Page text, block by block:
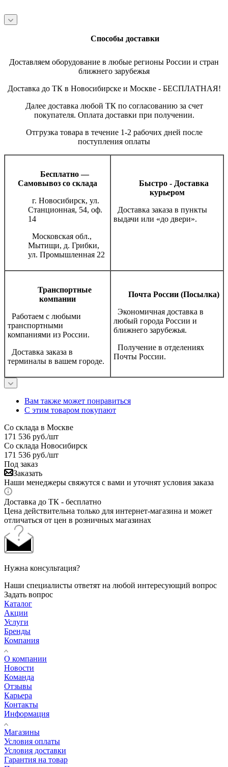
Способы доставки
Доставляем оборудование в любые регионы России и стран
ближнего зарубежья
Доставка до ТК в Новосибирске и Москве - БЕСПЛАТНАЯ!
Далее доставка любой ТК по согласованию за счет
покупателя. Оплата доставки при получении.
Отгрузка товара в течение 1-2 рабочих дней после
поступления оплаты
Бесплатно —
Самовывоз со склада
г. Новосибирск, ул.
Станционная, 54, оф.
14
Московская обл.,
Мытищи, д. Грибки,
ул. Промышленная 22
Быстро - Доставка
курьером
Доставка заказа в пункты
выдачи или «до двери».
Транспортные
компании
Работаем с любыми
транспортными
компаниями из России.
Доставка заказа в
терминалы в вашем городе.
Почта России (Посылка)
Экономичная доставка в
любый города России и
ближнего зарубежья.
Получение в отделениях
Почты России.
Вам также может понравиться
С этим товаром покупают
Со склада в Москве
171 536 руб./шт
Со склада Новосибирск
171 536 руб./шт
Под заказ
Заказать
Наши менеджеры свяжутся с вами и уточнят условия заказа
Доставка до ТК - бесплатно
Цена действительна только для интернет-магазина и может
отличаться от цен в розничных магазинах
Нужна консультация?
Наши специалисты ответят на любой интересующий вопрос
Задать вопрос
Каталог
Акции
Услуги
Бренды
Компания
О компании
Новости
Команда
Отзывы
Карьера
Контакты
Информация
Магазины
Условия оплаты
Условия доставки
Гарантия на товар